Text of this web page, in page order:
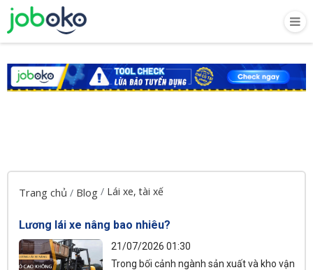
Trang chủ Blog Lái xe, tài xế
Lương lái xe nâng bao nhiêu?
21/07/2026 01:30
Trong bối cảnh ngành sản xuất và kho vận